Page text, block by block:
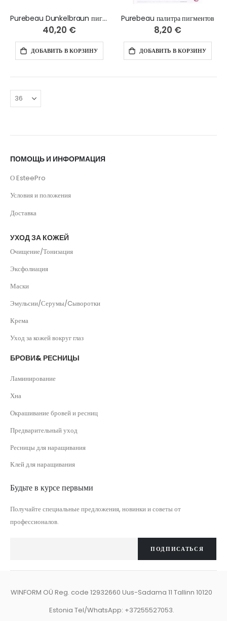
Purebeau Dunkelbraun пигмент для бровей, 10 мл
40,20 €
ДОБАВИТЬ В КОРЗИНУ
Purebeau палитра пигментов
8,20 €
ДОБАВИТЬ В КОРЗИНУ
ПОМОЩЬ И ИНФОРМАЦИЯ
О EsteePro
Условия и положения
Доставка
УХОД ЗА КОЖЕЙ
Очищение/Тонизация
Эксфолиация
Маски
Эмульсии/Серумы/Cыворотки
Крема
Уход за кожей вокруг глаз
БРОВИ& РЕСНИЦЫ
Ламинирование
Хна
Окрашивание бровей и ресниц
Предварительный уход
Ресницы для наращивания
Клей для наращивания
Будьте в курсе первыми
Получайте специальные предложения, новинки и советы от
профессионалов.
ПОДПИСАТЬСЯ
WINFORM OÜ Reg. code 12932660 Uus-Sadama 11 Tallinn 10120
Estonia Tel/WhatsApp: +37255527053.